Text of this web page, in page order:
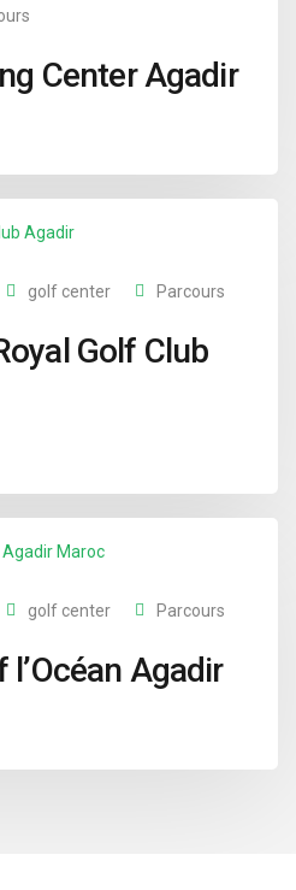
Center Agadir
golf center Parcours
Golf Club
golf center Parcours
Agadir